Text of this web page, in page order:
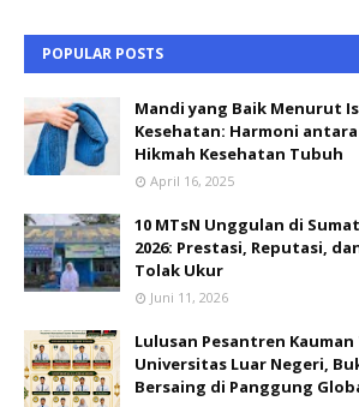
POPULAR POSTS
Mandi yang Baik Menurut
Kesehatan: Harmoni
Hikmah Kesehatan Tubuh
April 16, 2025
10 MTsN Unggulan di
2026: Prestasi, Reputasi,
Tolak Ukur
Juni 11, 2026
Lulusan Pesantren
Universitas Luar Negeri,
Bersaing di Panggung